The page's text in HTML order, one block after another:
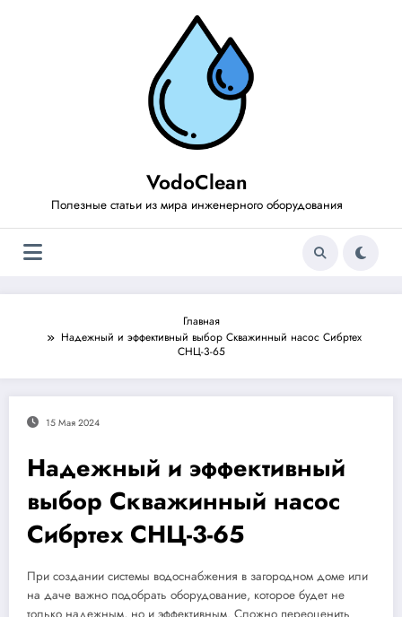
VodoClean
Полезные статьи из мира инженерного оборудования
Главная
Надежный и эффективный выбор Скважинный насос Сибртех
CНЦ-3-65
15 Мая 2024
Надежный и эффективный
выбор Скважинный насос
Сибртех CНЦ-3-65
При создании системы водоснабжения в загородном доме или
на даче важно подобрать оборудование, которое будет не